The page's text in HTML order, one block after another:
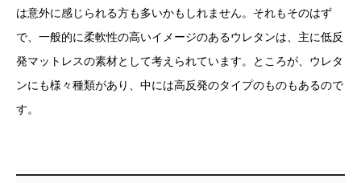
は意外に感じられる方も多いかもしれません。それもそのはず
で、一般的に柔軟性の高いイメージのあるウレタンは、主に低反
発マットレスの素材として考えられています。ところが、ウレタ
ンにも様々種類があり、中には高反発のタイプのものもあるので
す。